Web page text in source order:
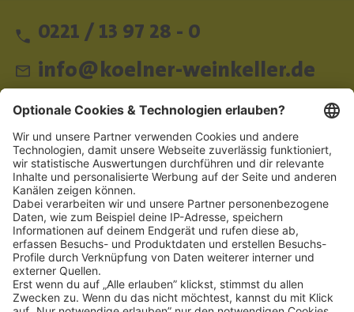
0221 / 13 97 28 - 0
info@koelner-weinkeller.de
Schnellzugriff
ZAHLUNGSMETHODEN
SOCIAL
NEWSLETTER